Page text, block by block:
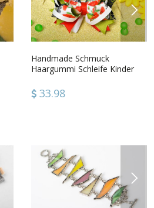
Handmade Schmuck
Haargummi Schleife Kinder
Ripsbändern
33.98
NEXT
NEXT